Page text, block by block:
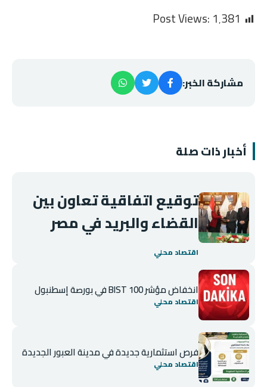
Post Views:1٬381
مشاركة الخبر:
أخبار ذات صلة
توقيع اتفاقية تعاون بين
القضاء والبريد في مصر
اقتصاد محلي
انخفاض مؤشر BIST 100 في بورصة إسطنبول
اقتصاد محلي
فرص استثمارية جديدة في مدينة العبور الجديدة
اقتصاد محلي